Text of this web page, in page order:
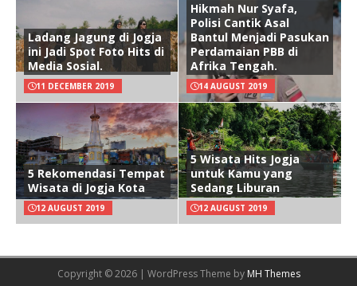
Ladang Jagung di Jogja
ini Jadi Spot Foto Hits di
Media Sosial.
11 DECEMBER 2019
Hikmah Nur Syafa,
Polisi Cantik Asal
Bantul Menjadi Pasukan
Perdamaian PBB di
Afrika Tengah.
14 AUGUST 2019
5 Rekomendasi Tempat
Wisata di Jogja Kota
12 AUGUST 2019
5 Wisata Hits Jogja
untuk Kamu yang
Sedang Liburan
12 AUGUST 2019
Copyright © 2026 | WordPress Theme by MH Themes